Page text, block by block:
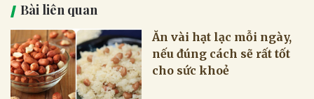
Bài liên quan
Ăn vài hạt lạc mỗi ngày,
nếu đúng cách sẽ rất tốt
cho sức khoẻ